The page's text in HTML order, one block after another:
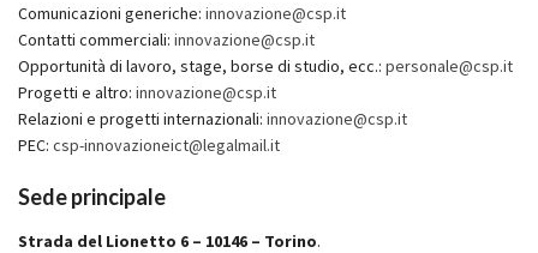
Comunicazioni generiche: innovazione@csp.it
Contatti commerciali: innovazione@csp.it
Opportunità di lavoro, stage, borse di studio, ecc.: personale@csp.it
Progetti e altro: innovazione@csp.it
Relazioni e progetti internazionali: innovazione@csp.it
PEC: csp-innovazioneict@legalmail.it
Sede principale
Strada del Lionetto 6 – 10146 – Torino.